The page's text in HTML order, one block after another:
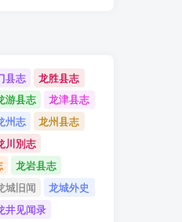
县志
龙胜县志
游县志
龙津县志
州志
龙州县志
川別志
龙岩县志
城旧闻
龙城外史
井见闻录